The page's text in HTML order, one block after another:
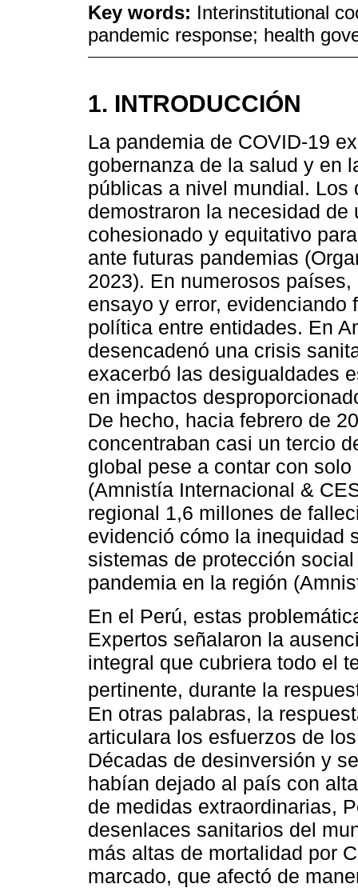
Key words: Interinstitutional
pandemic response; health
1. INTRODUCCIÓN
La pandemia de COVID-19
gobernanza de la salud y en
públicas a nivel mundial.
demostraron la necesidad
cohesionado y equitativo
ante futuras pandemias
2023). En numerosos
ensayo y error,
política entre entidades. En
desencadenó una crisis
exacerbó las desigualdades
en impactos
De hecho, hacia febrero de
concentraban casi un tercio
global pese a contar con
(Amnistía Internacional &
regional 1,6 millones de
evidenció cómo la inequidad
sistemas de protección
pandemia en la región
En el Perú, estas
Expertos señalaron la
integral que cubriera todo el
pertinente, durante la
En otras palabras, la
articulara los esfuerzos de
Décadas de desinversión y
habían dejado al país con
de medidas extraordinarias,
desenlaces sanitarios del
más altas de mortalidad por
marcado, que afectó de